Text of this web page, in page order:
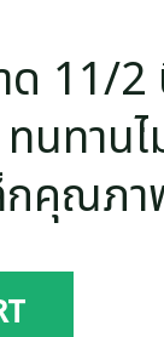
ด 11/2
นทานไ
กคุณภ